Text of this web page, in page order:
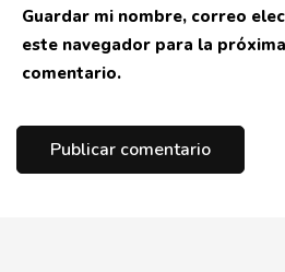
Guardar mi nombre, correo
este navegador para la
comentario.